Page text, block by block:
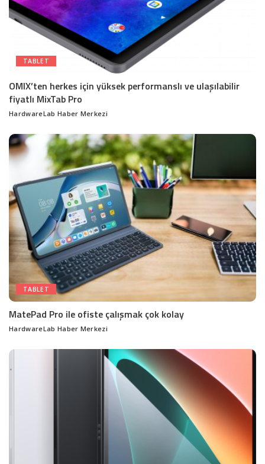
TABLET
OMIX’ten herkes için yüksek performanslı ve ulaşılabilir
fiyatlı MixTab Pro
Posted
HardwareLab Haber Merkezi
TABLET
MatePad Pro ile ofiste çalışmak çok kolay
Posted
HardwareLab Haber Merkezi